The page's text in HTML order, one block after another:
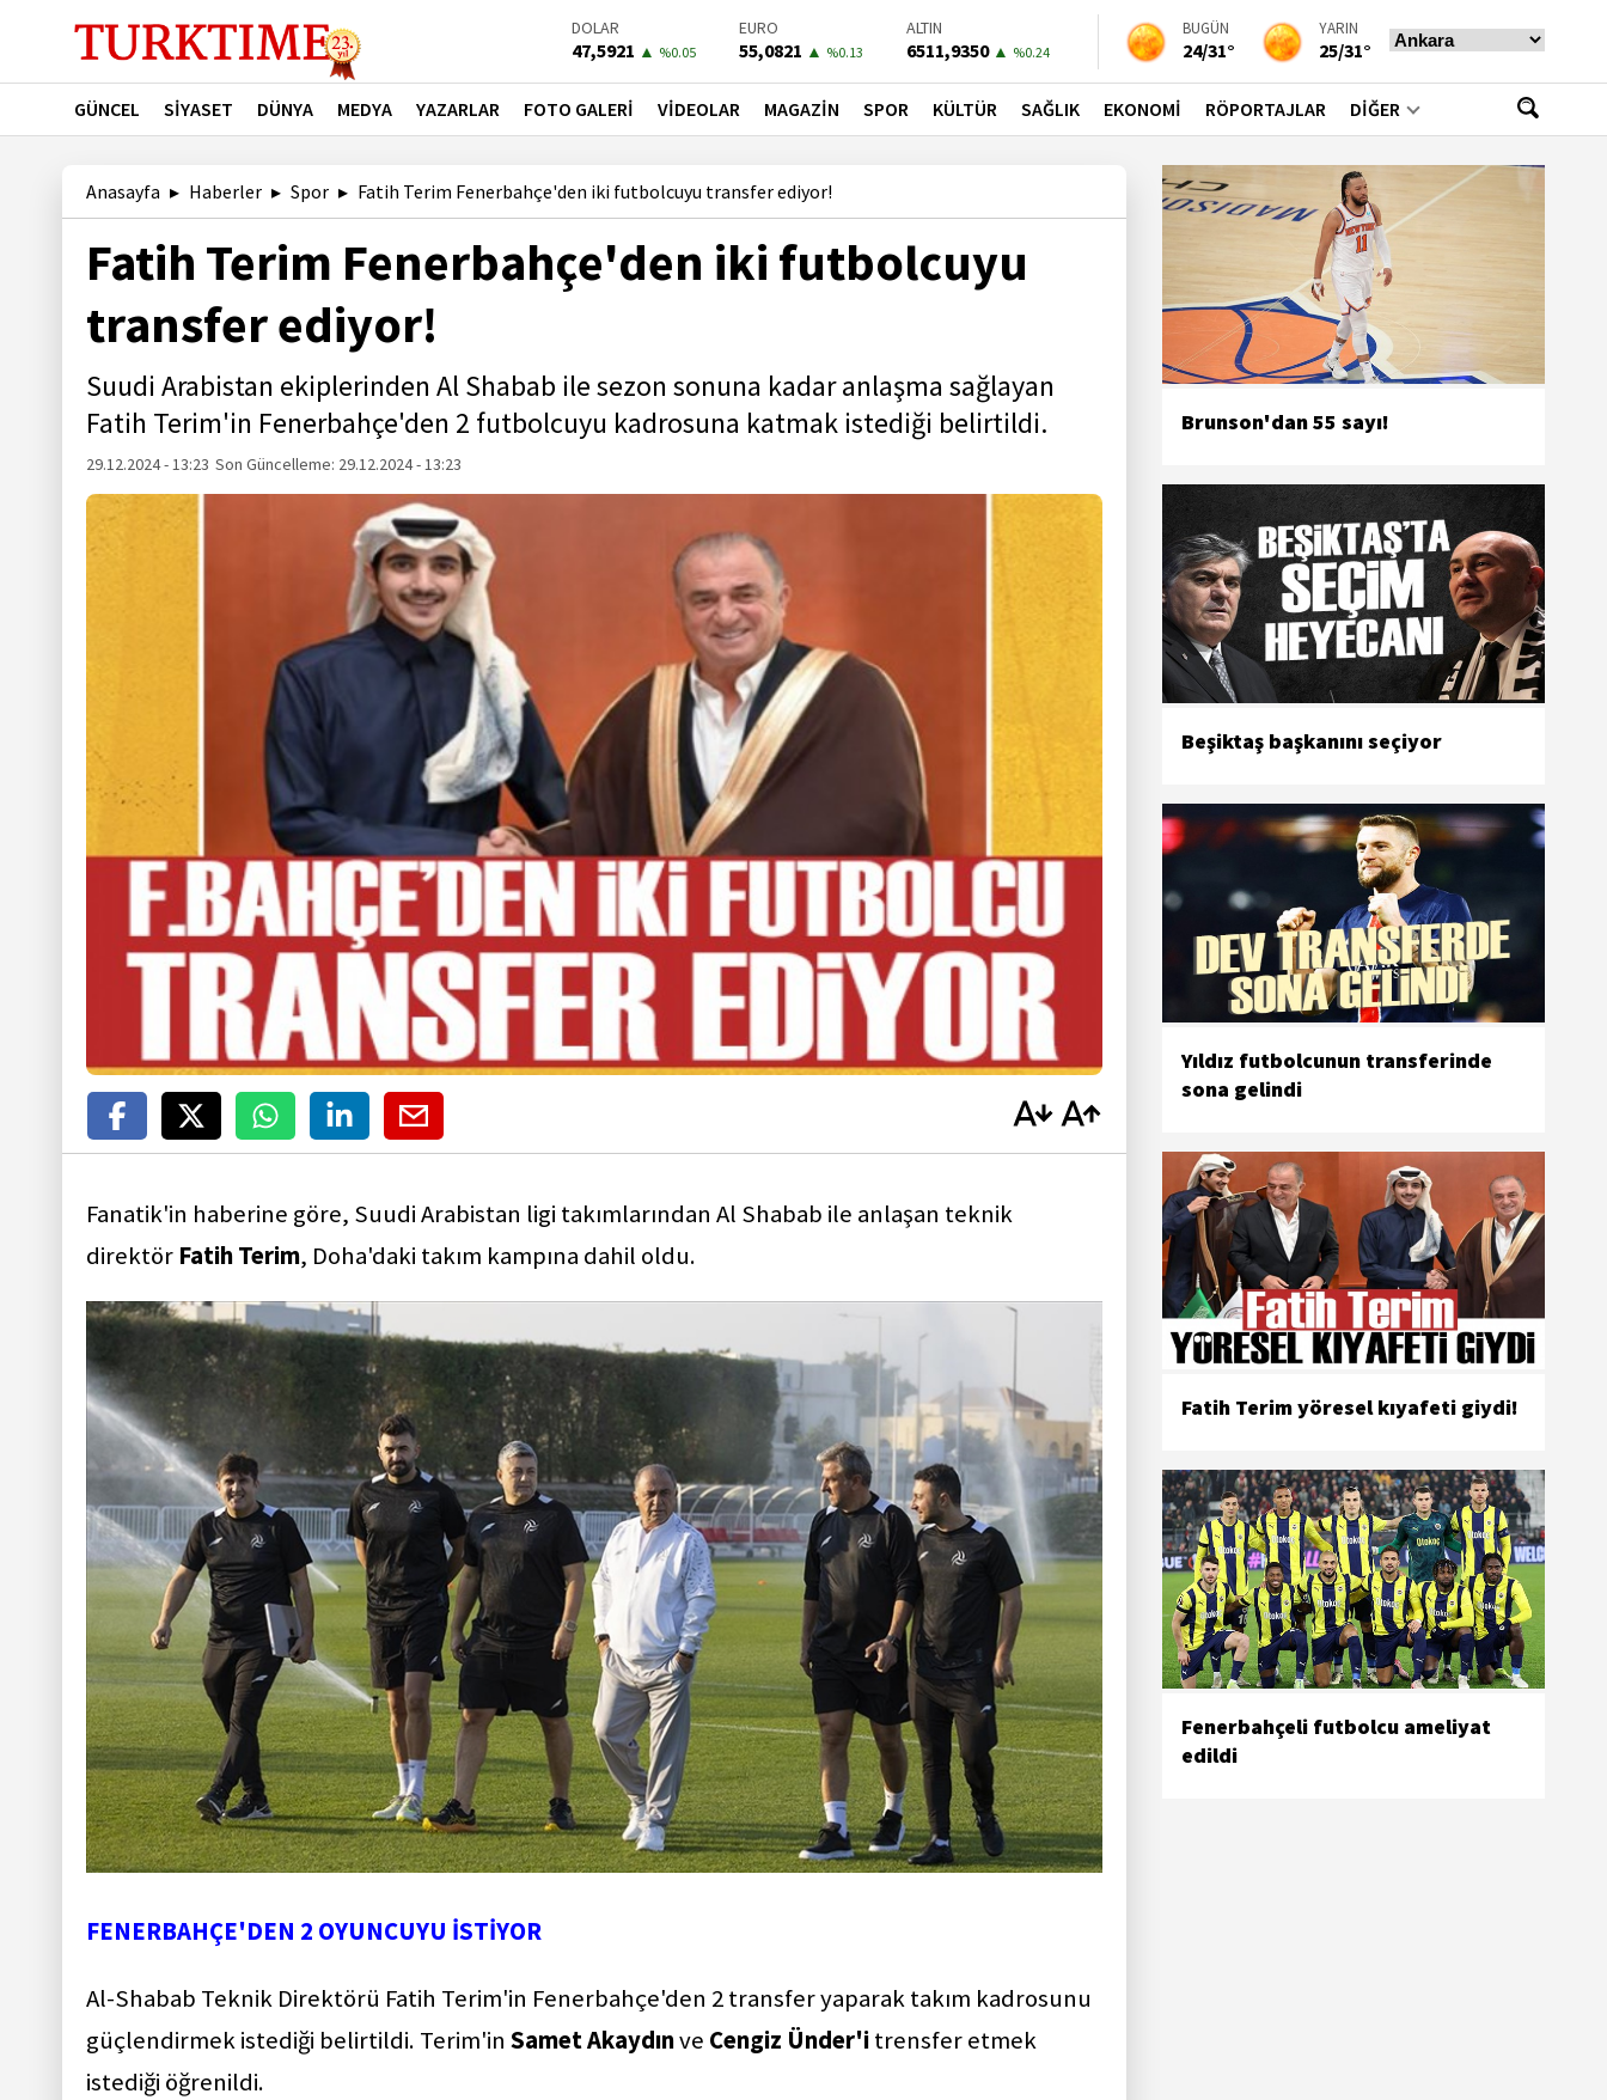
BIST-100
13703,13▼ %0
PETROL
78,5500 ▼ %-0.44
BONO
41,5400▲ %0.31
BUGÜN
24/31°
YARIN
25/31°
GÜNCEL SİYASET DÜNYA MEDYA YAZARLAR FOTO GALERİ VİDEOLAR MAGAZİN SPOR KÜLTÜR SAĞLIK EKONOMİ RÖPORTAJLAR DİĞER
Anasayfa Haberler Spor Fatih Terim Fenerbahçe'den iki futbolcuyu transfer ediyor!
Fatih Terim Fenerbahçe'den iki futbolcuyu
transfer ediyor!
Suudi Arabistan ekiplerinden Al Shabab ile sezon sonuna kadar anlaşma sağlayan
Fatih Terim'in Fenerbahçe'den 2 futbolcuyu kadrosuna katmak istediği belirtildi.
29.12.2024 - 13:23 Son Güncelleme: 29.12.2024 - 13:23
Fanatik'in haberine göre, Suudi Arabistan ligi takımlarından Al Shabab ile anlaşan teknik
direktör Fatih Terim, Doha'daki takım kampına dahil oldu.
FENERBAHÇE'DEN 2 OYUNCUYU İSTİYOR
Al-Shabab Teknik Direktörü Fatih Terim'in Fenerbahçe'den 2 transfer yaparak takım kadrosunu
güçlendirmek istediği belirtildi. Terim'in Samet Akaydınve Cengiz Ünder'itrensfer etmek
istediği öğrenildi.
Brunson'dan 55 sayı!
Beşiktaş başkanını seçiyor
Yıldız futbolcunun transferinde
sona gelindi
Fatih Terim yöresel kıyafeti giydi!
Fenerbahçeli futbolcu ameliyat
edildi